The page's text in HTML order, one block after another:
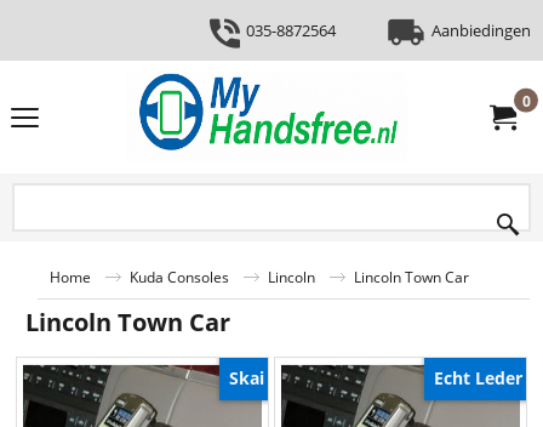
035-8872564 Aanbiedingen
0
Home Kuda Consoles Lincoln Lincoln Town Car
Lincoln Town Car
Skai Echt Leder